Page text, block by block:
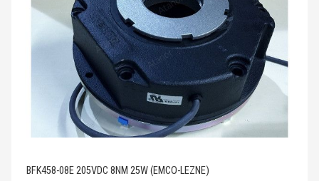
BFK458-08E 205VDC 8NM 25W (EMCO-LEZNE)